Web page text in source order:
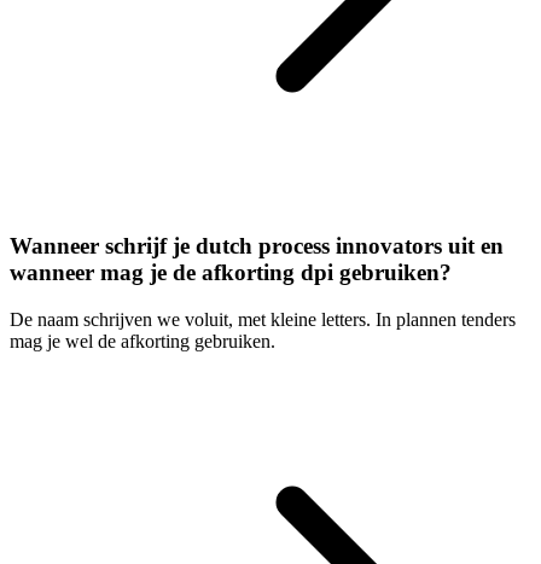
Wanneer schrijf je dutch process innovators uit en
wanneer mag je de afkorting dpi gebruiken?
De naam schrijven we voluit, met kleine letters. In plannen tenders
mag je wel de afkorting gebruiken.